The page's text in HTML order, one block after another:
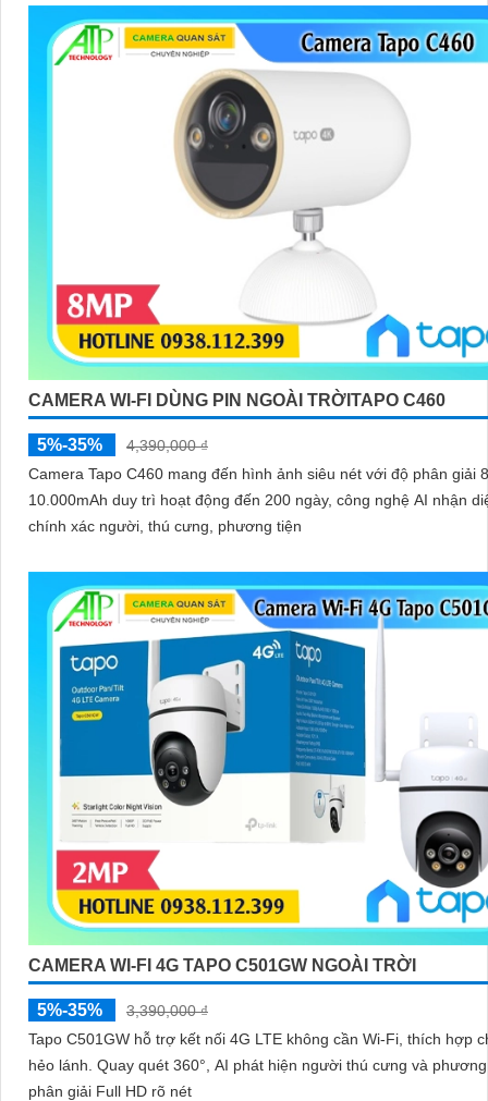
CAMERA WI-FI DÙNG PIN NGOÀI TRỜITAPO C460
5%-35%
4,390,000 ₫
Camera Tapo C460 mang đến hình ảnh siêu nét với độ phân giải
10.000mAh duy trì hoạt động đến 200 ngày, công nghệ AI nhận
chính xác người, thú cưng, phương tiện
CAMERA WI-FI 4G TAPO C501GW NGOÀI TRỜI
5%-35%
3,390,000 ₫
Tapo C501GW hỗ trợ kết nối 4G LTE không cần Wi-Fi, thích hợp
hẻo lánh. Quay quét 360°, AI phát hiện người thú cưng và phương tiện độ
phân giải Full HD rõ nét